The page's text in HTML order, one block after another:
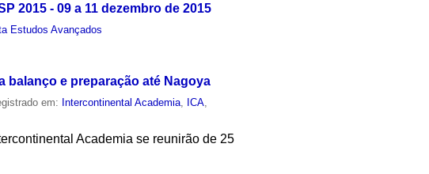
2015 - 09 a 11 dezembro de 2015
Estudos Avançados
balanço e preparação até Nagoya
em: Intercontinental Academia, ICA,
Academia se reunirão de 25